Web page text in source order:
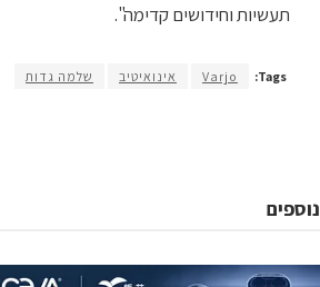
תעשיות וחידושים קדימה".
Tags:
Varjo אינואיטיב שלמה גדות
נוספים